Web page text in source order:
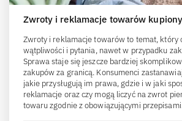
Zwroty i reklamacje towarów
Zwroty i reklamacje towarów to temat, który
wątpliwości i pytania, nawet w przypadku
Sprawa staje się jeszcze bardziej
zakupów za granicą. Konsumenci
jakie przysługują im prawa, gdzie i w jaki
reklamacje oraz czy mogą liczyć na zwrot
towaru zgodnie z obowiązującymi